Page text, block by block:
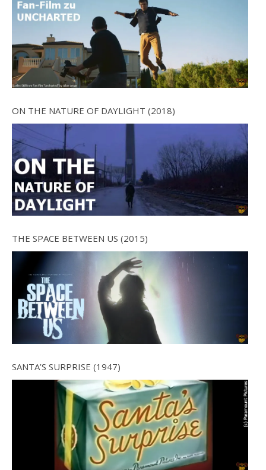
ON THE NATURE OF DAYLIGHT (2018)
THE SPACE BETWEEN US (2015)
SANTA’S SURPRISE (1947)